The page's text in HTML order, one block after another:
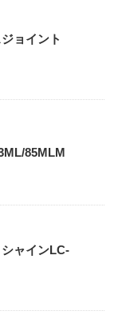
ョイント
85MLM
ャインLC-